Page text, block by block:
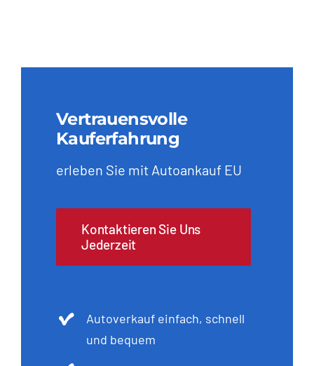
Vertrauensvolle
Kauferfahrung
erleben Sie mit Autoankauf EU
Kontaktieren Sie Uns
Jederzeit
Autoverkauf einfach, schnell
und bequem